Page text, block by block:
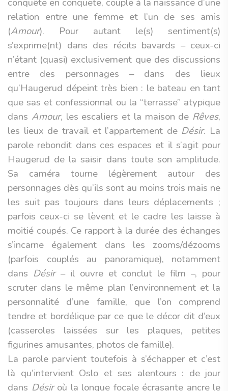
relation entre une femme et l’un de ses amis
(Amour). Pour autant le(s) sentiment(s)
s’exprime(nt) dans des récits bavards – ceux-ci
n’étant (quasi) exclusivement que des discussions
entre des personnages – dans des lieux
qu’Haugerud dépeint très bien : le bateau en tant
que sas et confessionnal ou la “terrasse” atypique
dans Amour, les escaliers et la maison de Rêves,
les lieux de travail et l’appartement de Désir. La
parole rebondit dans ces espaces et il s’agit pour
Haugerud de la saisir dans toute son amplitude.
Sa caméra tourne légèrement autour des
personnages dès qu’ils sont au moins trois mais ne
les suit pas toujours dans leurs déplacements ;
parfois ceux-ci se lèvent et le cadre les laisse à
moitié coupés. Ce rapport à la durée des échanges
s’incarne également dans les zooms/dézooms
(parfois couplés au panoramique), notamment
dans Désir– il ouvre et conclut le film –, pour
scruter dans le même plan l’environnement et la
personnalité d’une famille, que l’on comprend
tendre et bordélique par ce que le décor dit d’eux
(casseroles laissées sur les plaques, petites
figurines amusantes, photos de famille).
La parole parvient toutefois à s’échapper et c’est
là qu’intervient Oslo et ses alentours : de jour
dans Désiroù la longue focale écrasante ancre le